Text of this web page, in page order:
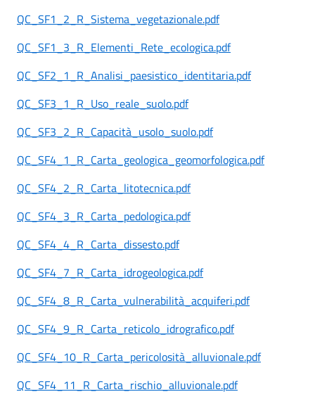
QC_SF1_2_R_Sistema_vegetazionale.pdf
QC_SF1_3_R_Elementi_Rete_ecologica.pdf
QC_SF2_1_R_Analisi_paesistico_identitaria.pdf
QC_SF3_1_R_Uso_reale_suolo.pdf
QC_SF3_2_R_Capacità_usolo_suolo.pdf
QC_SF4_1_R_Carta_geologica_geomorfologica.pdf
QC_SF4_2_R_Carta_litotecnica.pdf
QC_SF4_3_R_Carta_pedologica.pdf
QC_SF4_4_R_Carta_dissesto.pdf
QC_SF4_7_R_Carta_idrogeologica.pdf
QC_SF4_8_R_Carta_vulnerabilità_acquiferi.pdf
QC_SF4_9_R_Carta_reticolo_idrografico.pdf
QC_SF4_10_R_Carta_pericolosità_alluvionale.pdf
QC_SF4_11_R_Carta_rischio_alluvionale.pdf